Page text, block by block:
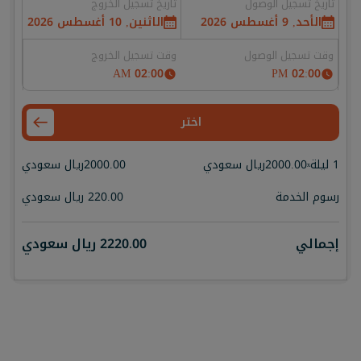
الأحد, 9 أغسطس 2026 الاثنين, 10 أغسطس 2026
وقت تسجيل الوصول
02:00 PM
وقت تسجيل الخروج
02:00 AM
اختر
1 ليلة
x
2000.00ريال سعودي 2000.00ريال سعودي
رسوم الخدمة
220.00 ريال سعودي
إجمالي 2220.00ريال سعودي